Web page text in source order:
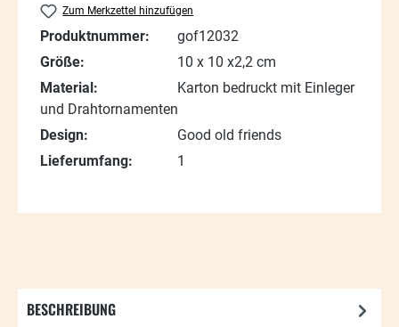
Zum Merkzettel hinzufügen
Produktnummer:
gof12032
Größe:
10 x 10 x2,2 cm
Material:
Karton bedruckt mit Einleger
und Drahtornamenten
Design:
Good old friends
Lieferumfang:
1
BESCHREIBUNG